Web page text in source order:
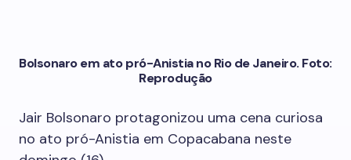
Bolsonaro em ato pró-Anistia no Rio de Janeiro. Foto:
Reprodução
Jair Bolsonaro protagonizou uma cena curiosa
no ato pró-Anistia em Copacabana neste